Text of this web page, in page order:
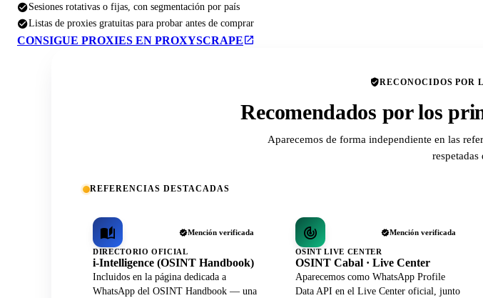
Sesiones rotativas o fijas, con segmentación por país
Listas de proxies gratuitas para probar antes de comprar
CONSIGUE PROXIES EN PROXYSCRAPE
RECONOCIDOS POR
Recomendados por los
Aparecemos de forma independiente en las
respetadas
REFERENCIAS DESTACADAS
Mención verificada
DIRECTORIO OFICIAL
i-Intelligence (OSINT Handbook)
Incluidos en la página dedicada a
WhatsApp del OSINT Handbook — una
Mención verificada
OSINT LIVE CENTER
OSINT Cabal · Live Center
Aparecemos como WhatsApp Profile
Data API en el Live Center oficial, junto